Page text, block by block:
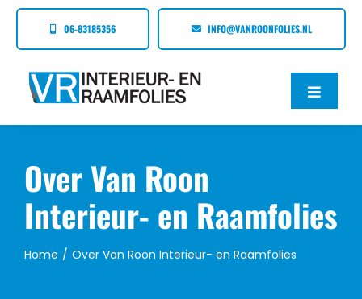
Ga
06-83185356 INFO@VANROONFOLIES.NL
Toggle
Over Van Roon Folies
Over Van Roon
Interieur- en Raamfolies
Home Over Van Roon Interieur- en Raamfolies